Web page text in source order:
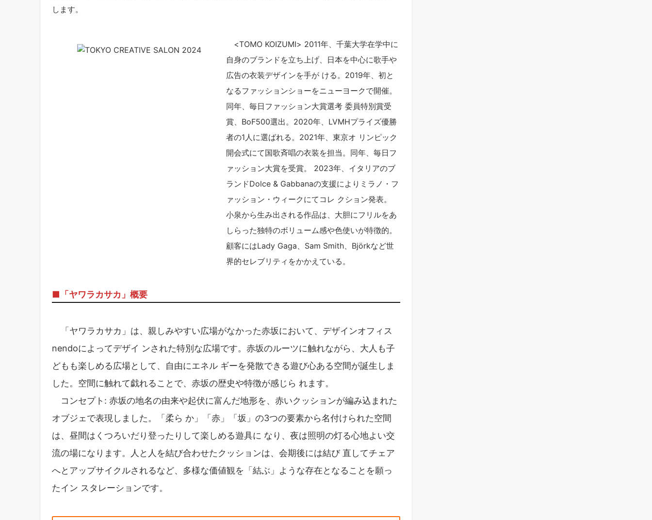
します。
<TOMO KOIZUMI> 2011年、千葉大学在学中に
自身のブランドを立ち上げ、日本を中心に歌手や
広告の衣装デザインを手が ける。2019年、初と
なるファッションショーをニューヨークで開催。
同年、毎日ファッション大賞選考 委員特別賞受
賞、BoF500選出。2020年、LVMHプライズ優勝
者の1人に選ばれる。2021年、東京オ リンピック
開会式にて国歌斉唱の衣装を担当。同年、毎日フ
ァッション大賞を受賞。 2023年、イタリアのブ
ランドDolce & Gabbanaの支援によりミラノ・フ
ァッション・ウィークにてコレ クション発表。
小泉から生み出される作品は、大胆にフリルをあ
しらった独特のボリューム感や色使いが特徴的。
顧客にはLady Gaga、Sam Smith、Björkなど世
界的セレブリティをかかえている。
■「ヤワラカサカ」概要
「ヤワラカサカ」は、親しみやすい広場がなかった赤坂において、デザインオフィス
nendoによってデザイ ンされた特別な広場です。赤坂のルーツに触れながら、大人も子
どもも楽しめる広場として、自由にエネル ギーを発散できる遊び心ある空間が誕生しま
した。空間に触れて戯れることで、赤坂の歴史や特徴が感じら れます。
コンセプト: 赤坂の地名の由来や起伏に富んだ地形を、赤いクッションが編み込まれた
オブジェで表現しました。「柔ら か」「赤」「坂」の3つの要素から名付けられた空間
は、昼間はくつろいだり登ったりして楽しめる遊具に なり、夜は照明の灯る心地よい交
流の場になります。人と人を結び合わせたクッションは、会期後には結び 直してチェア
へとアップサイクルされるなど、多様な価値観を「結ぶ」ような存在となることを願っ
たイン スタレーションです。